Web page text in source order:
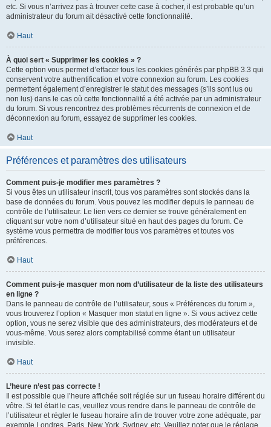
etc. Si vous n’arrivez pas à trouver cette case à cocher, il est probable qu’un
administrateur du forum ait désactivé cette fonctionnalité.
Haut
À quoi sert « Supprimer les cookies » ?
Cette option vous permet d’effacer tous les cookies générés par phpBB 3.3 qui
conservent votre authentification et votre connexion au forum. Les cookies
permettent également d’enregistrer le statut des messages (s’ils sont lus ou
non lus) dans le cas où cette fonctionnalité a été activée par un administrateur
du forum. Si vous rencontrez des problèmes récurrents de connexion et de
déconnexion au forum, essayez de supprimer les cookies.
Haut
Préférences et paramètres des utilisateurs
Comment puis-je modifier mes paramètres ?
Si vous êtes un utilisateur inscrit, tous vos paramètres sont stockés dans la
base de données du forum. Vous pouvez les modifier depuis le panneau de
contrôle de l’utilisateur. Le lien vers ce dernier se trouve généralement en
cliquant sur votre nom d’utilisateur situé en haut des pages du forum. Ce
système vous permettra de modifier tous vos paramètres et toutes vos
préférences.
Haut
Comment puis-je masquer mon nom d’utilisateur de la liste des utilisateurs
en ligne ?
Dans le panneau de contrôle de l’utilisateur, sous « Préférences du forum »,
vous trouverez l’option « Masquer mon statut en ligne ». Si vous activez cette
option, vous ne serez visible que des administrateurs, des modérateurs et de
vous-même. Vous serez alors comptabilisé comme étant un utilisateur
invisible.
Haut
L’heure n’est pas correcte !
Il est possible que l’heure affichée soit réglée sur un fuseau horaire différent du
vôtre. Si tel était le cas, veuillez vous rendre dans le panneau de contrôle de
l’utilisateur et régler le fuseau horaire afin de trouver votre zone adéquate, par
exemple Londres, Paris, New York, Sydney, etc. Veuillez noter que le réglage